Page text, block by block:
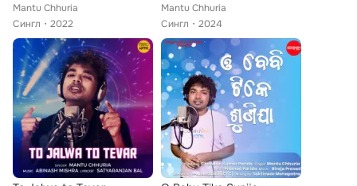
Mantu Chhuria
Сингл
2022
Mantu Chhuria
Сингл
2024